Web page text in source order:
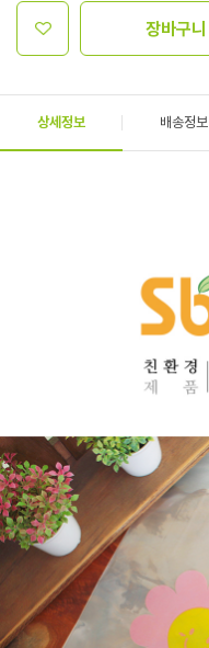
장바구니
상세정보 배송정보